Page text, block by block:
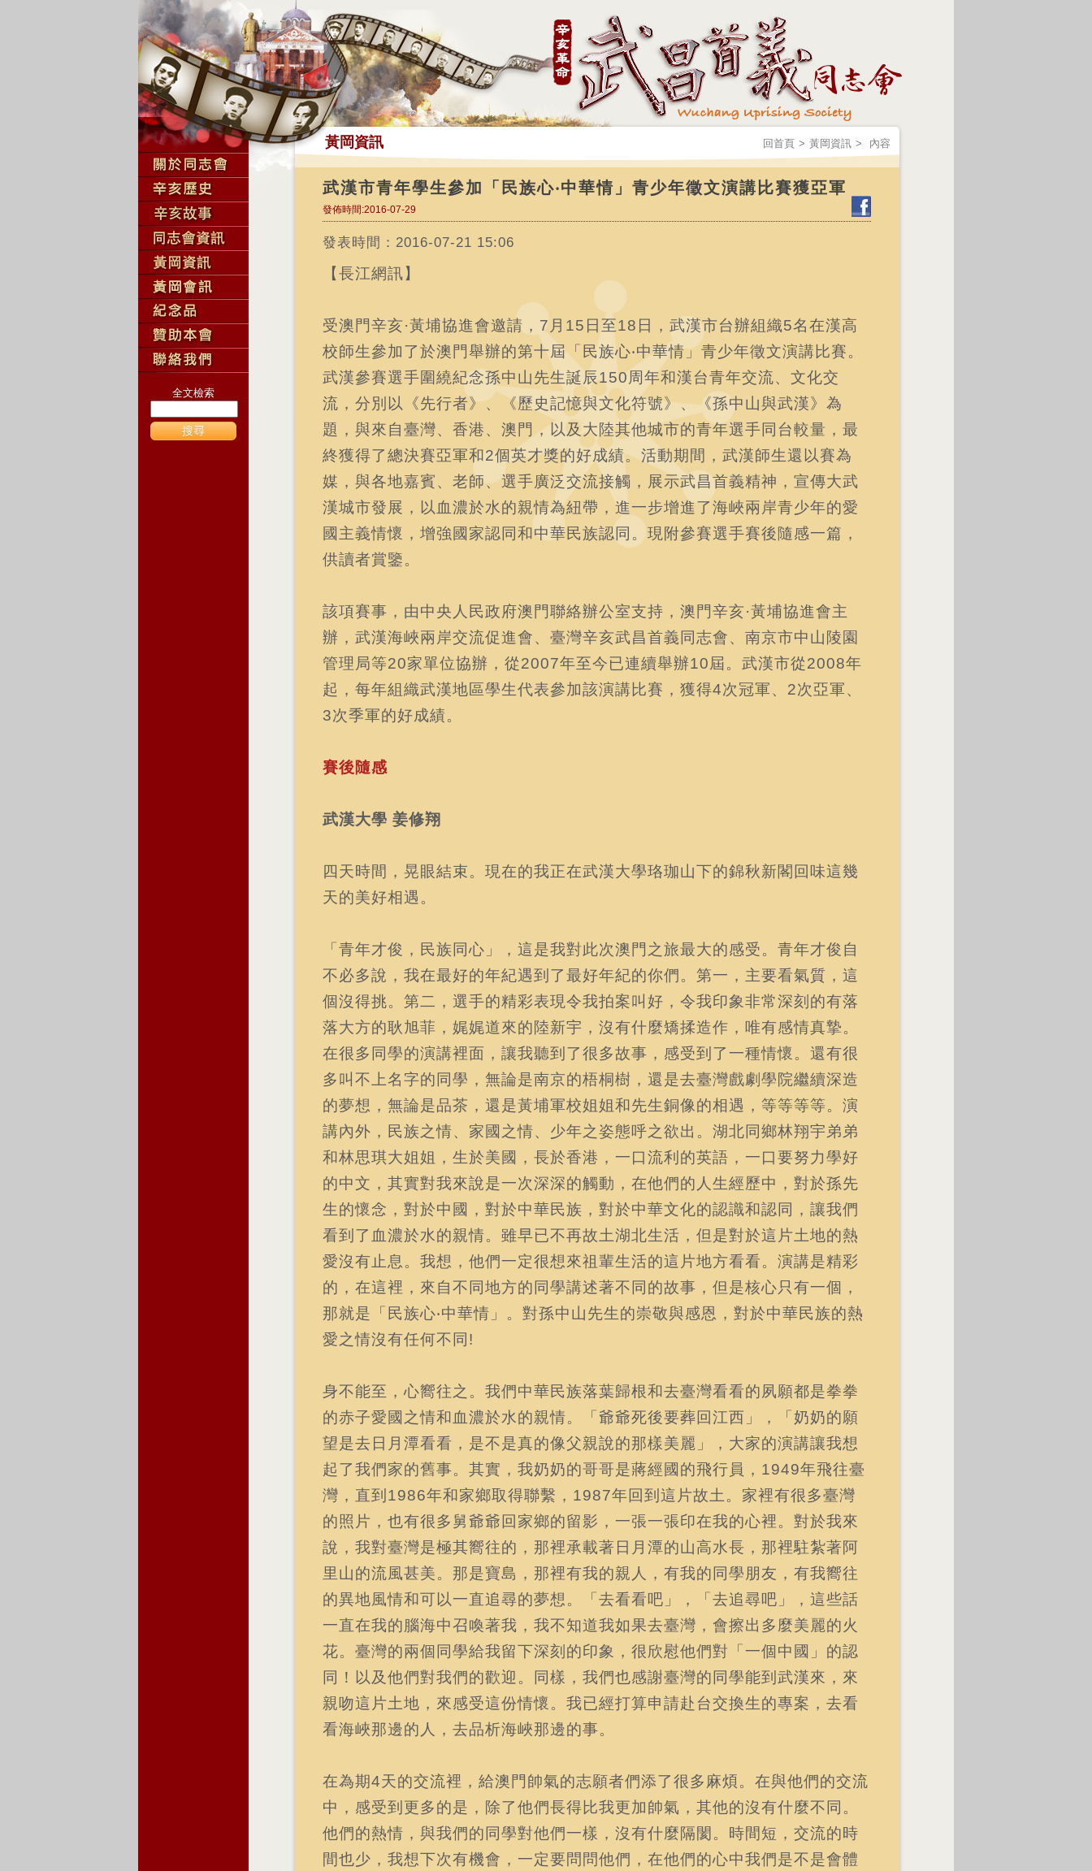
全文檢索
搜尋
黃岡資訊 回首頁 > 黃岡資訊 > 內容
武漢市青年學生參加「民族心‧中華情」青少年徵文演講比賽獲亞軍
發佈時間:2016-07-29
發表時間：2016-07-21 15:06
【長江網訊】
受澳門辛亥·黃埔協進會邀請，7月15日至18日，武漢市台辦組織5名在漢高
校師生參加了於澳門舉辦的第十屆「民族心‧中華情」青少年徵文演講比賽。
武漢參賽選手圍繞紀念孫中山先生誕辰150周年和漢台青年交流、文化交
流，分別以《先行者》、《歷史記憶與文化符號》、《孫中山與武漢》為
題，與來自臺灣、香港、澳門，以及大陸其他城市的青年選手同台較量，最
終獲得了總決賽亞軍和2個英才獎的好成績。活動期間，武漢師生還以賽為
媒，與各地嘉賓、老師、選手廣泛交流接觸，展示武昌首義精神，宣傳大武
漢城市發展，以血濃於水的親情為紐帶，進一步增進了海峽兩岸青少年的愛
國主義情懷，增強國家認同和中華民族認同。現附參賽選手賽後隨感一篇，
供讀者賞鑒。
該項賽事，由中央人民政府澳門聯絡辦公室支持，澳門辛亥·黃埔協進會主
辦，武漢海峽兩岸交流促進會、臺灣辛亥武昌首義同志會、南京市中山陵園
管理局等20家單位協辦，從2007年至今已連續舉辦10屆。武漢市從2008年
起，每年組織武漢地區學生代表參加該演講比賽，獲得4次冠軍、2次亞軍、
3次季軍的好成績。
賽後隨感
武漢大學 姜修翔
四天時間，晃眼結束。現在的我正在武漢大學珞珈山下的錦秋新閣回味這幾
天的美好相遇。
「青年才俊，民族同心」，這是我對此次澳門之旅最大的感受。青年才俊自
不必多說，我在最好的年紀遇到了最好年紀的你們。第一，主要看氣質，這
個沒得挑。第二，選手的精彩表現令我拍案叫好，令我印象非常深刻的有落
落大方的耿旭菲，娓娓道來的陸新宇，沒有什麼矯揉造作，唯有感情真摯。
在很多同學的演講裡面，讓我聽到了很多故事，感受到了一種情懷。還有很
多叫不上名字的同學，無論是南京的梧桐樹，還是去臺灣戲劇學院繼續深造
的夢想，無論是品茶，還是黃埔軍校姐姐和先生銅像的相遇，等等等等。演
講內外，民族之情、家國之情、少年之姿態呼之欲出。湖北同鄉林翔宇弟弟
和林思琪大姐姐，生於美國，長於香港，一口流利的英語，一口要努力學好
的中文，其實對我來說是一次深深的觸動，在他們的人生經歷中，對於孫先
生的懷念，對於中國，對於中華民族，對於中華文化的認識和認同，讓我們
看到了血濃於水的親情。雖早已不再故土湖北生活，但是對於這片土地的熱
愛沒有止息。我想，他們一定很想來祖輩生活的這片地方看看。演講是精彩
的，在這裡，來自不同地方的同學講述著不同的故事，但是核心只有一個，
那就是「民族心‧中華情」。對孫中山先生的崇敬與感恩，對於中華民族的熱
愛之情沒有任何不同!
身不能至，心嚮往之。我們中華民族落葉歸根和去臺灣看看的夙願都是拳拳
的赤子愛國之情和血濃於水的親情。「爺爺死後要葬回江西」，「奶奶的願
望是去日月潭看看，是不是真的像父親說的那樣美麗」，大家的演講讓我想
起了我們家的舊事。其實，我奶奶的哥哥是蔣經國的飛行員，1949年飛往臺
灣，直到1986年和家鄉取得聯繫，1987年回到這片故土。家裡有很多臺灣
的照片，也有很多舅爺爺回家鄉的留影，一張一張印在我的心裡。對於我來
說，我對臺灣是極其嚮往的，那裡承載著日月潭的山高水長，那裡駐紮著阿
里山的流風甚美。那是寶島，那裡有我的親人，有我的同學朋友，有我嚮往
的異地風情和可以一直追尋的夢想。「去看看吧」，「去追尋吧」，這些話
一直在我的腦海中召喚著我，我不知道我如果去臺灣，會擦出多麼美麗的火
花。臺灣的兩個同學給我留下深刻的印象，很欣慰他們對「一個中國」的認
同！以及他們對我們的歡迎。同樣，我們也感謝臺灣的同學能到武漢來，來
親吻這片土地，來感受這份情懷。我已經打算申請赴台交換生的專案，去看
看海峽那邊的人，去品析海峽那邊的事。
在為期4天的交流裡，給澳門帥氣的志願者們添了很多麻煩。在與他們的交流
中，感受到更多的是，除了他們長得比我更加帥氣，其他的沒有什麼不同。
他們的熱情，與我們的同學對他們一樣，沒有什麼隔閡。時間短，交流的時
間也少，我想下次有機會，一定要問問他們，在他們的心中我們是不是會體